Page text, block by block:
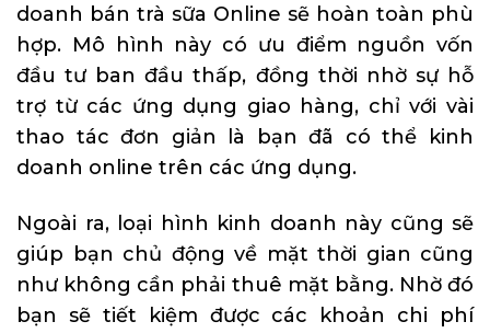
doanh bán trà sữa Online sẽ hoàn toàn phù
hợp. Mô hình này có ưu điểm nguồn vốn
đầu tư ban đầu thấp, đồng thời nhờ sự hỗ
trợ từ các ứng dụng giao hàng, chỉ với vài
thao tác đơn giản là bạn đã có thể kinh
doanh online trên các ứng dụng.
Ngoài ra, loại hình kinh doanh này cũng sẽ
giúp bạn chủ động về mặt thời gian cũng
như không cần phải thuê mặt bằng. Nhờ đó
bạn sẽ tiết kiệm được các khoản chi phí